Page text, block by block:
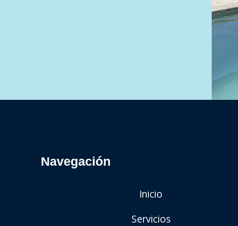
Navegación
Inicio
Servicios